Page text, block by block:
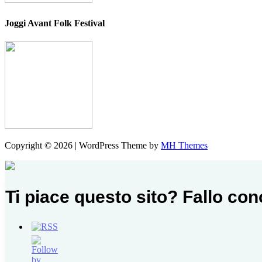
Joggi Avant Folk Festival
Copyright © 2026 | WordPress Theme by MH Themes
Ti piace questo sito? Fallo